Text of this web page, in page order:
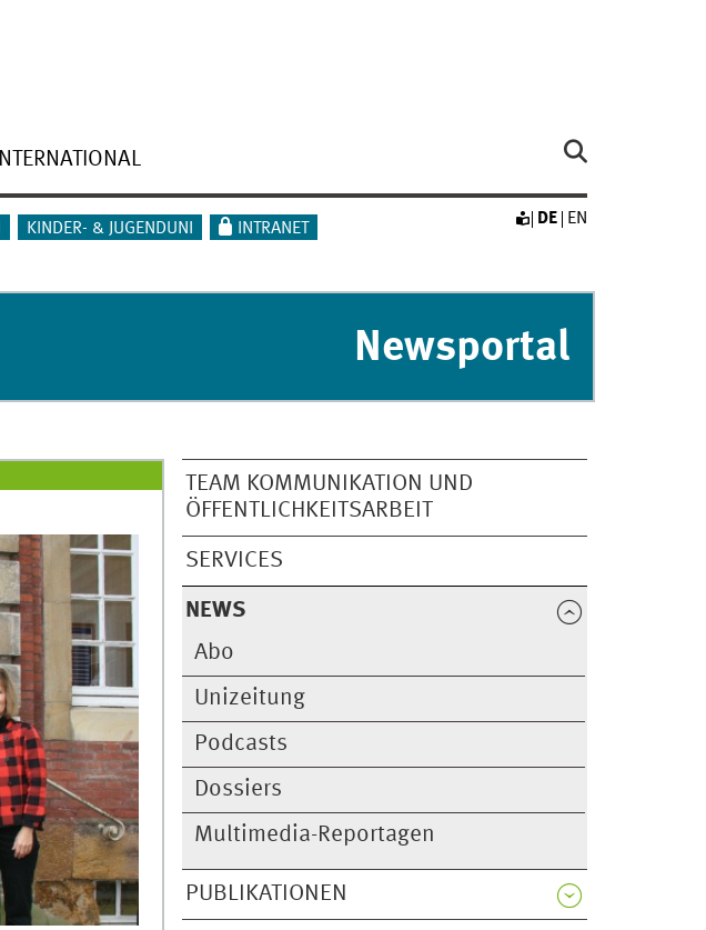
INTERNATIONAL
KINDER- & JUGENDUNI INTRANET
DE EN
Newsportal
TEAM KOMMUNIKATION UND
ÖFFENTLICHKEITSARBEIT
SERVICES
NEWS
Abo
Unizeitung
Podcasts
Dossiers
Multimedia-Reportagen
PUBLIKATIONEN